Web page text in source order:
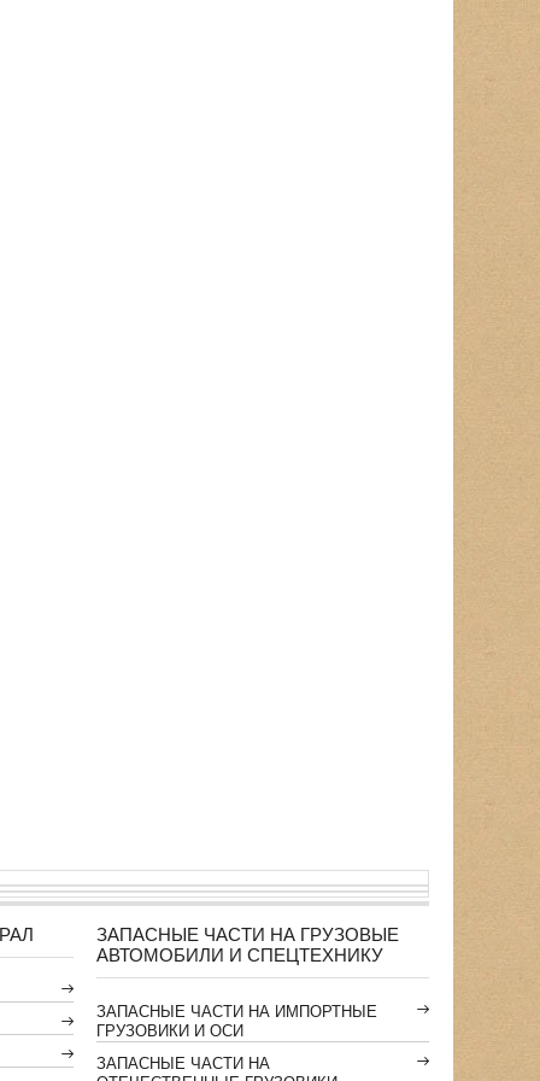
ЗАПАСНЫЕ ЧАСТИ НА ГРУЗОВЫЕ
АВТОМОБИЛИ И СПЕЦТЕХНИКУ
ЗАПАСНЫЕ ЧАСТИ НА ИМПОРТНЫЕ
ГРУЗОВИКИ И ОСИ
ЗАПАСНЫЕ ЧАСТИ НА